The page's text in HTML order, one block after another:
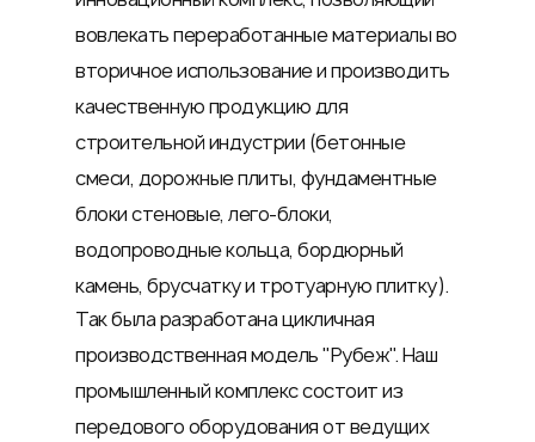
вовлекать переработанные материалы во
вторичное использование и производить
качественную продукцию для
строительной индустрии (бетонные
смеси, дорожные плиты, фундаментные
блоки стеновые, лего-блоки,
водопроводные кольца, бордюрный
камень, брусчатку и тротуарную плитку).
Так была разработана цикличная
производственная модель "Рубеж". Наш
промышленный комплекс состоит из
передового оборудования от ведущих